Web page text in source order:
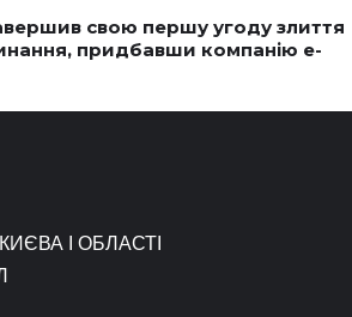
свою першу угоду злиття
придбавши компанію e-
І ОБЛАСТІ